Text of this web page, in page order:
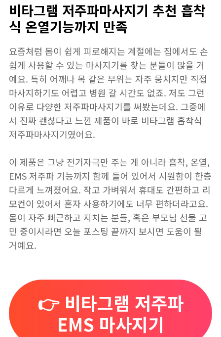
비타그램 저주파마사지기 추천 흡착
식 온열기능까지 만족
요즘처럼 몸이 쉽게 피로해지는 계절에는 집에서도 손
쉽게 사용할 수 있는 마사지기를 찾는 분들이 많을 거
예요. 특히 어깨나 목 같은 부위는 자주 뭉치지만 직접
마사지하기도 어렵고 병원 갈 시간도 없죠. 저도 그런
이유로 다양한 저주파마사지기를 써봤는데요. 그중에
서 진짜 괜찮다고 느낀 제품이 바로 비타그램 흡착식
저주파마사지기였어요.
이 제품은 그냥 전기자극만 주는 게 아니라 흡착, 온열,
EMS 저주파 기능까지 함께 들어 있어서 시원함이 한층
다르게 느껴졌어요. 작고 가벼워서 휴대도 간편하고 리
모컨이 있어서 혼자 사용하기에도 너무 편하더라고요.
몸이 자주 뻐근하고 지치는 분들, 혹은 부모님 선물 고
민 중이시라면 오늘 포스팅 끝까지 보시면 도움이 될
거예요.
👉 비타그램 저주파
EMS 마사지기